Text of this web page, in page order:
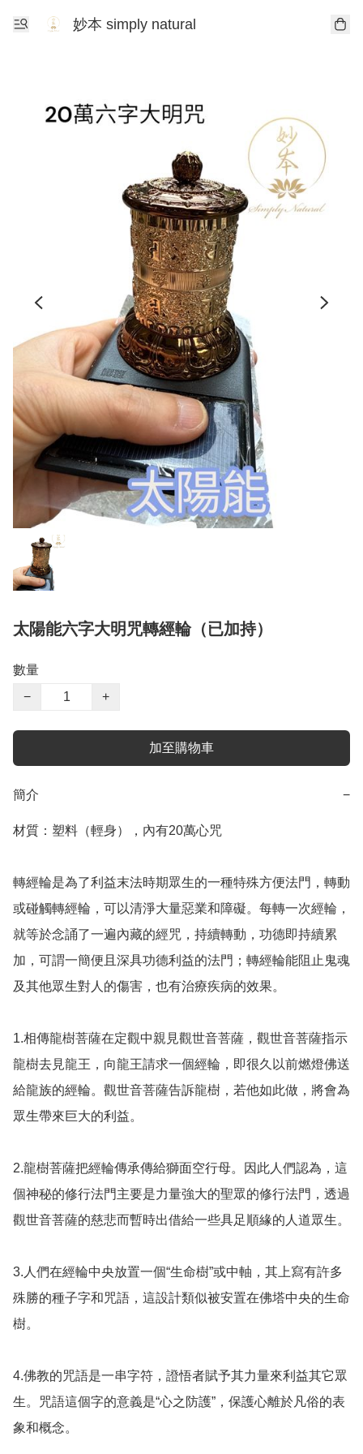
妙本 simply natural
太陽能六字大明咒轉經輪（已加持）
數量
−
+
加至購物車
簡介 −
材質：塑料（輕身），內有20萬心咒
轉經輪是為了利益末法時期眾生的一種特殊方便法門，轉動
或碰觸轉經輪，可以清淨大量惡業和障礙。每轉一次經輪，
就等於念誦了一遍內藏的經咒，持續轉動，功德即持續累
加，可謂一簡便且深具功德利益的法門；轉經輪能阻止鬼魂
及其他眾生對人的傷害，也有治療疾病的效果。
1.相傳龍樹菩薩在定觀中親見觀世音菩薩，觀世音菩薩指示
龍樹去見龍王，向龍王請求一個經輪，即很久以前燃燈佛送
給龍族的經輪。觀世音菩薩告訴龍樹，若他如此做，將會為
眾生帶來巨大的利益。
2.龍樹菩薩把經輪傳承傳給獅面空行母。因此人們認為，這
個神秘的修行法門主要是力量強大的聖眾的修行法門，透過
觀世音菩薩的慈悲而暫時出借給一些具足順緣的人道眾生。
3.人們在經輪中央放置一個“生命樹”或中軸，其上寫有許多
殊勝的種子字和咒語，這設計類似被安置在佛塔中央的生命
樹。
4.佛教的咒語是一串字符，證悟者賦予其力量來利益其它眾
生。咒語這個字的意義是“心之防護”，保護心離於凡俗的表
象和概念。